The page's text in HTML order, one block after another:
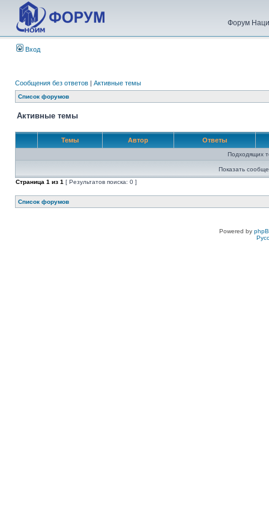
Форум
Вход
Сообщения без ответов | Активные темы
Список форумов
Активные темы
Темы Автор Ответы
Подходящих
Показать
Страница 1 из 1 [ Результатов поиска: 0 ]
Список форумов
Powered by